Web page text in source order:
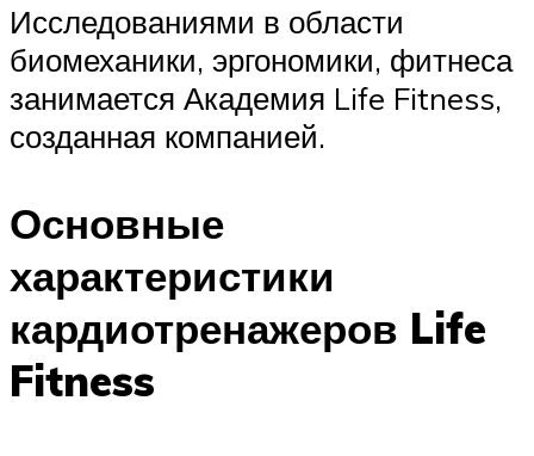
Исследованиями в области
биомеханики, эргономики, фитнеса
занимается Академия Life Fitness,
созданная компанией.
Основные
характеристики
кардиотренажеров Life
Fitness